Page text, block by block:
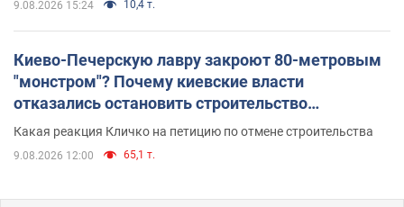
9.08.2026 15:24 10,4 т.
Киево-Печерскую лавру закроют 80-метровым
"монстром"? Почему киевские власти
отказались остановить строительство
небоскреба "московского верующего"
Какая реакция Кличко на петицию по отмене строительства
9.08.2026 12:00 65,1 т.